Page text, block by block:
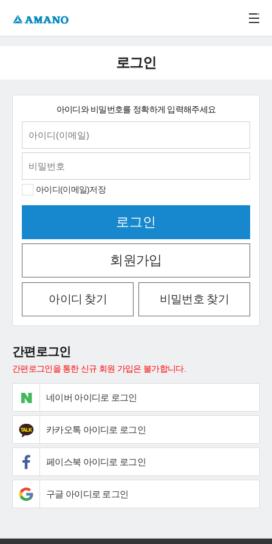
로그인
아이디와 비밀번호를 정확하게 입력해주세요
아이디(이메일)저장
회원가입
아이디 찾기 비밀번호 찾기
간편로그인
간편로그인을 통한 신규 회원 가입은 불가합니다.
네이버 아이디로 로그인
카카오톡 아이디로 로그인
페이스북 아이디로 로그인
구글 아이디로 로그인